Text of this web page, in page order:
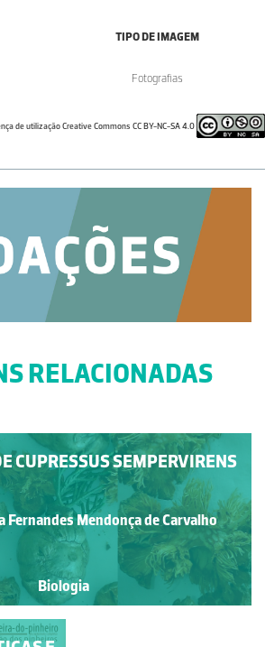
TIPO DE IMAGEM
Fotografias
de utilização Creative Commons CC BY-NC-SA 4.0
RELACIONADAS
CUPRESSUS SEMPERVIRENS
Fernandes Mendonça de Carvalho
Biologia